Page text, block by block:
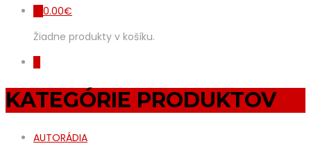
0.00€
Žiadne produkty v košíku.
KATEGÓRIE PRODUKTOV
AUTORÁDIA